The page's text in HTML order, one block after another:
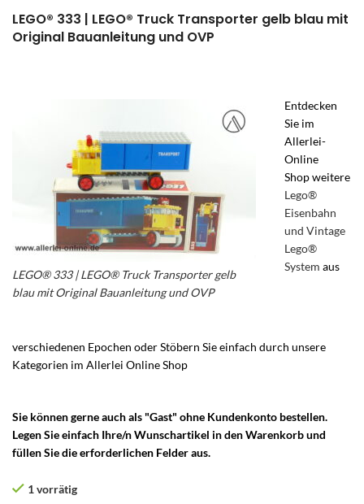
LEGO® 333 | LEGO® Truck Transporter gelb blau mit
Original Bauanleitung und OVP
LEGO® 333 | LEGO® Truck Transporter gelb
blau mit Original Bauanleitung und OVP
Entdecken
Sie im
Allerlei-
Online
Shop weitere
Lego®
Eisenbahn
und Vintage
Lego®
System aus
verschiedenen Epochen oder Stöbern Sie einfach durch unsere
Kategorien im Allerlei Online Shop
Sie können gerne auch als "Gast" ohne Kundenkonto bestellen.
Legen Sie einfach Ihre/n Wunschartikel in den Warenkorb und
füllen Sie die erforderlichen Felder aus.
1 vorrätig